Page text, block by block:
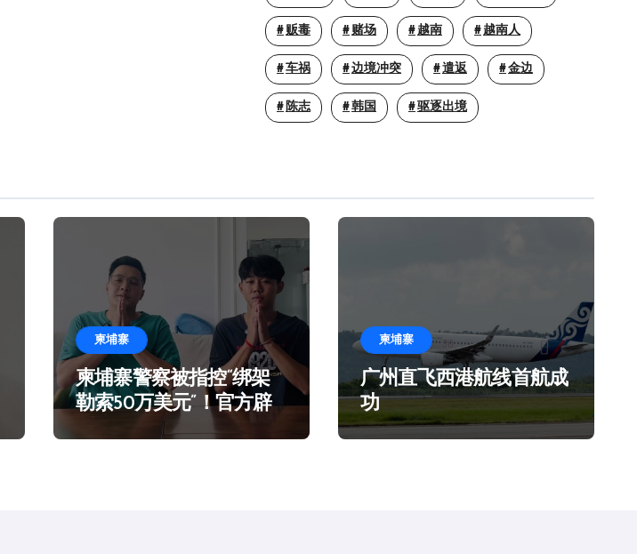
贩毒 赌场 越南 越南人
车祸 边境冲突 遣返 金边
陈志 韩国 驱逐出境
柬埔寨
柬埔寨警察被指控“绑架
勒索50万美元”！官方辟
柬埔寨
广州直飞西港航线首航成
功